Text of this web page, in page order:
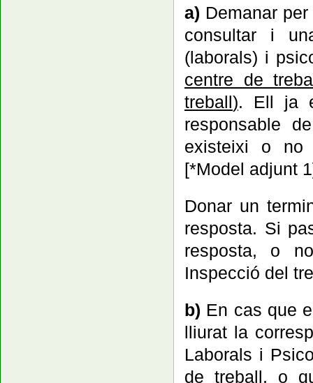
a) Demanar
consultar i
(laborals) i
centre de
treball). Ell ja
responsable
existeixi o no
[*Model adjunt
Donar un
resposta. Si
resposta, o
Inspecció del
b) En cas que
lliurat la
Laborals i
de treball, o